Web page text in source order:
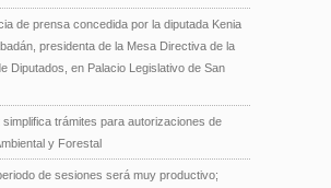
de prensa concedida por la diputada Kenia
presidenta de la Mesa Directiva de la
Diputados, en Palacio Legislativo de San
simplifica trámites para autorizaciones de
y Forestal
de sesiones será muy productivo;